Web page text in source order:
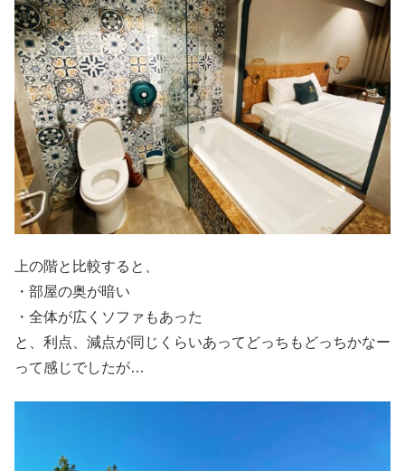
上の階と比較すると、
・部屋の奥が暗い
・全体が広くソファもあった
と、利点、減点が同じくらいあってどっちもどっちかなー
って感じでしたが…